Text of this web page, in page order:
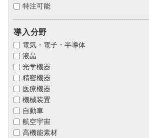
特注可能
導入分野
電気・電子・半導体
液晶
光学機器
精密機器
医療機器
機械装置
自動車
航空宇宙
高機能素材